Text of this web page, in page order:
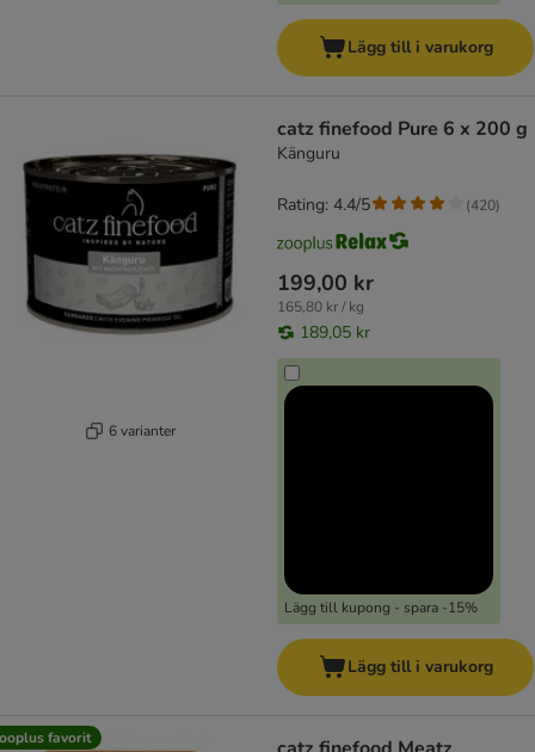
Lägg till i varukorg
6 varianter
catz finefood Pure 6 x 200 g
Känguru
199,00 kr
165,80 kr / kg
189,05 kr
Lägg till kupong - spara -15%
Rating: 4.4/5 (420)
Lägg till i varukorg
favorit